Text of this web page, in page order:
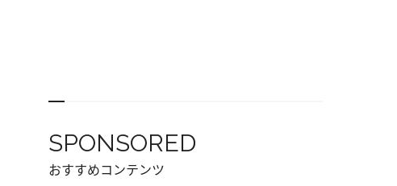
SPONSORED
おすすめコンテンツ